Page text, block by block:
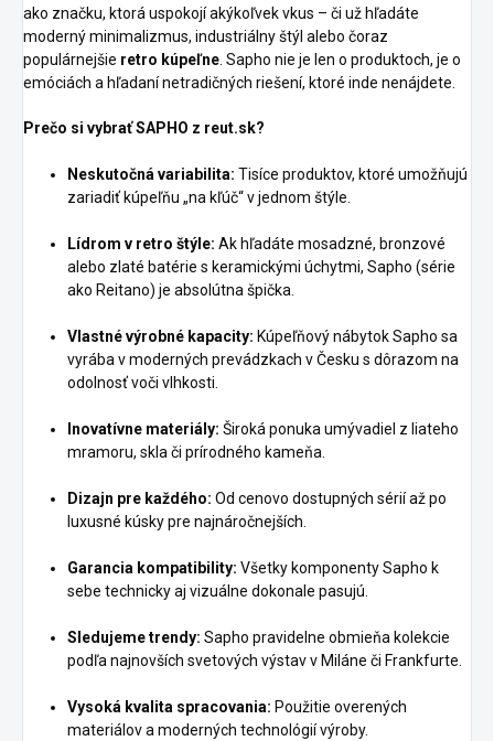
ako značku, ktorá uspokojí akýkoľvek vkus – či už hľadáte
moderný minimalizmus, industriálny štýl alebo čoraz
populárnejšie retro kúpeľne. Sapho nie je len o produktoch, je o
emóciách a hľadaní netradičných riešení, ktoré inde nenájdete.
Prečo si vybrať SAPHO z reut.sk?
Neskutočná variabilita: Tisíce produktov, ktoré umožňujú
zariadiť kúpeľňu „na kľúč“ v jednom štýle.
Lídrom v retro štýle: Ak hľadáte mosadzné, bronzové
alebo zlaté batérie s keramickými úchytmi, Sapho (série
ako Reitano) je absolútna špička.
Vlastné výrobné kapacity: Kúpeľňový nábytok Sapho sa
vyrába v moderných prevádzkach v Česku s dôrazom na
odolnosť voči vlhkosti.
Inovatívne materiály: Široká ponuka umývadiel z liateho
mramoru, skla či prírodného kameňa.
Dizajn pre každého: Od cenovo dostupných sérií až po
luxusné kúsky pre najnáročnejších.
Garancia kompatibility: Všetky komponenty Sapho k
sebe technicky aj vizuálne dokonale pasujú.
Sledujeme trendy: Sapho pravidelne obmieňa kolekcie
podľa najnovších svetových výstav v Miláne či Frankfurte.
Vysoká kvalita spracovania: Použitie overených
materiálov a moderných technológií výroby.